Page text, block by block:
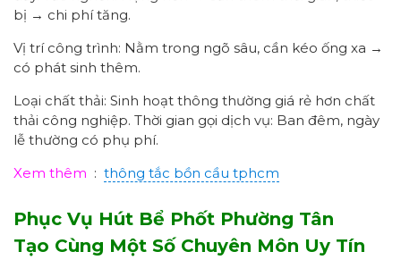
bị → chi phí tăng.
Vị trí công trình: Nằm trong ngõ sâu, cần kéo ống xa →
có phát sinh thêm.
Loại chất thải: Sinh hoạt thông thường giá rẻ hơn chất
thải công nghiệp. Thời gian gọi dịch vụ: Ban đêm, ngày
lễ thường có phụ phí.
Xem thêm : thông tắc bồn cầu tphcm
Phục Vụ Hút Bể Phốt Phường Tân
Tạo Cùng Một Số Chuyên Môn Uy Tín